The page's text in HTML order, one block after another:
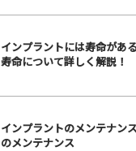
インプラントには寿命があ
寿命について詳しく解説！
インプラントのメンテナン
のメンテナンス